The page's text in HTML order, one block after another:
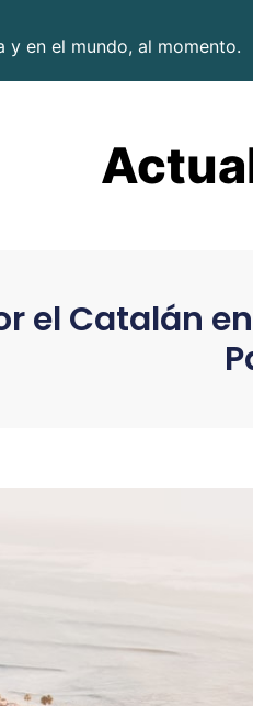
y en el mundo, al momento.
el Catalán